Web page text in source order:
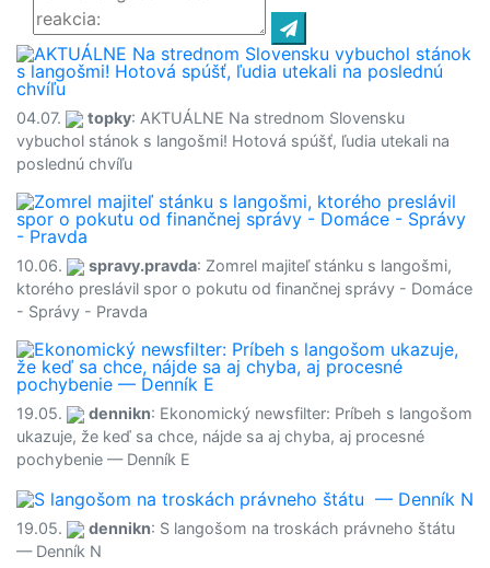
04.07. topky: AKTUÁLNE Na strednom Slovensku
vybuchol stánok s langošmi! Hotová spúšť, ľudia utekali na
poslednú chvíľu
10.06. spravy.pravda: Zomrel majiteľ stánku s langošmi,
ktorého preslávil spor o pokutu od finančnej správy - Domáce
- Správy - Pravda
19.05. dennikn: Ekonomický newsfilter: Príbeh s langošom
ukazuje, že keď sa chce, nájde sa aj chyba, aj procesné
pochybenie — Denník E
19.05. dennikn: S langošom na troskách právneho štátu
— Denník N